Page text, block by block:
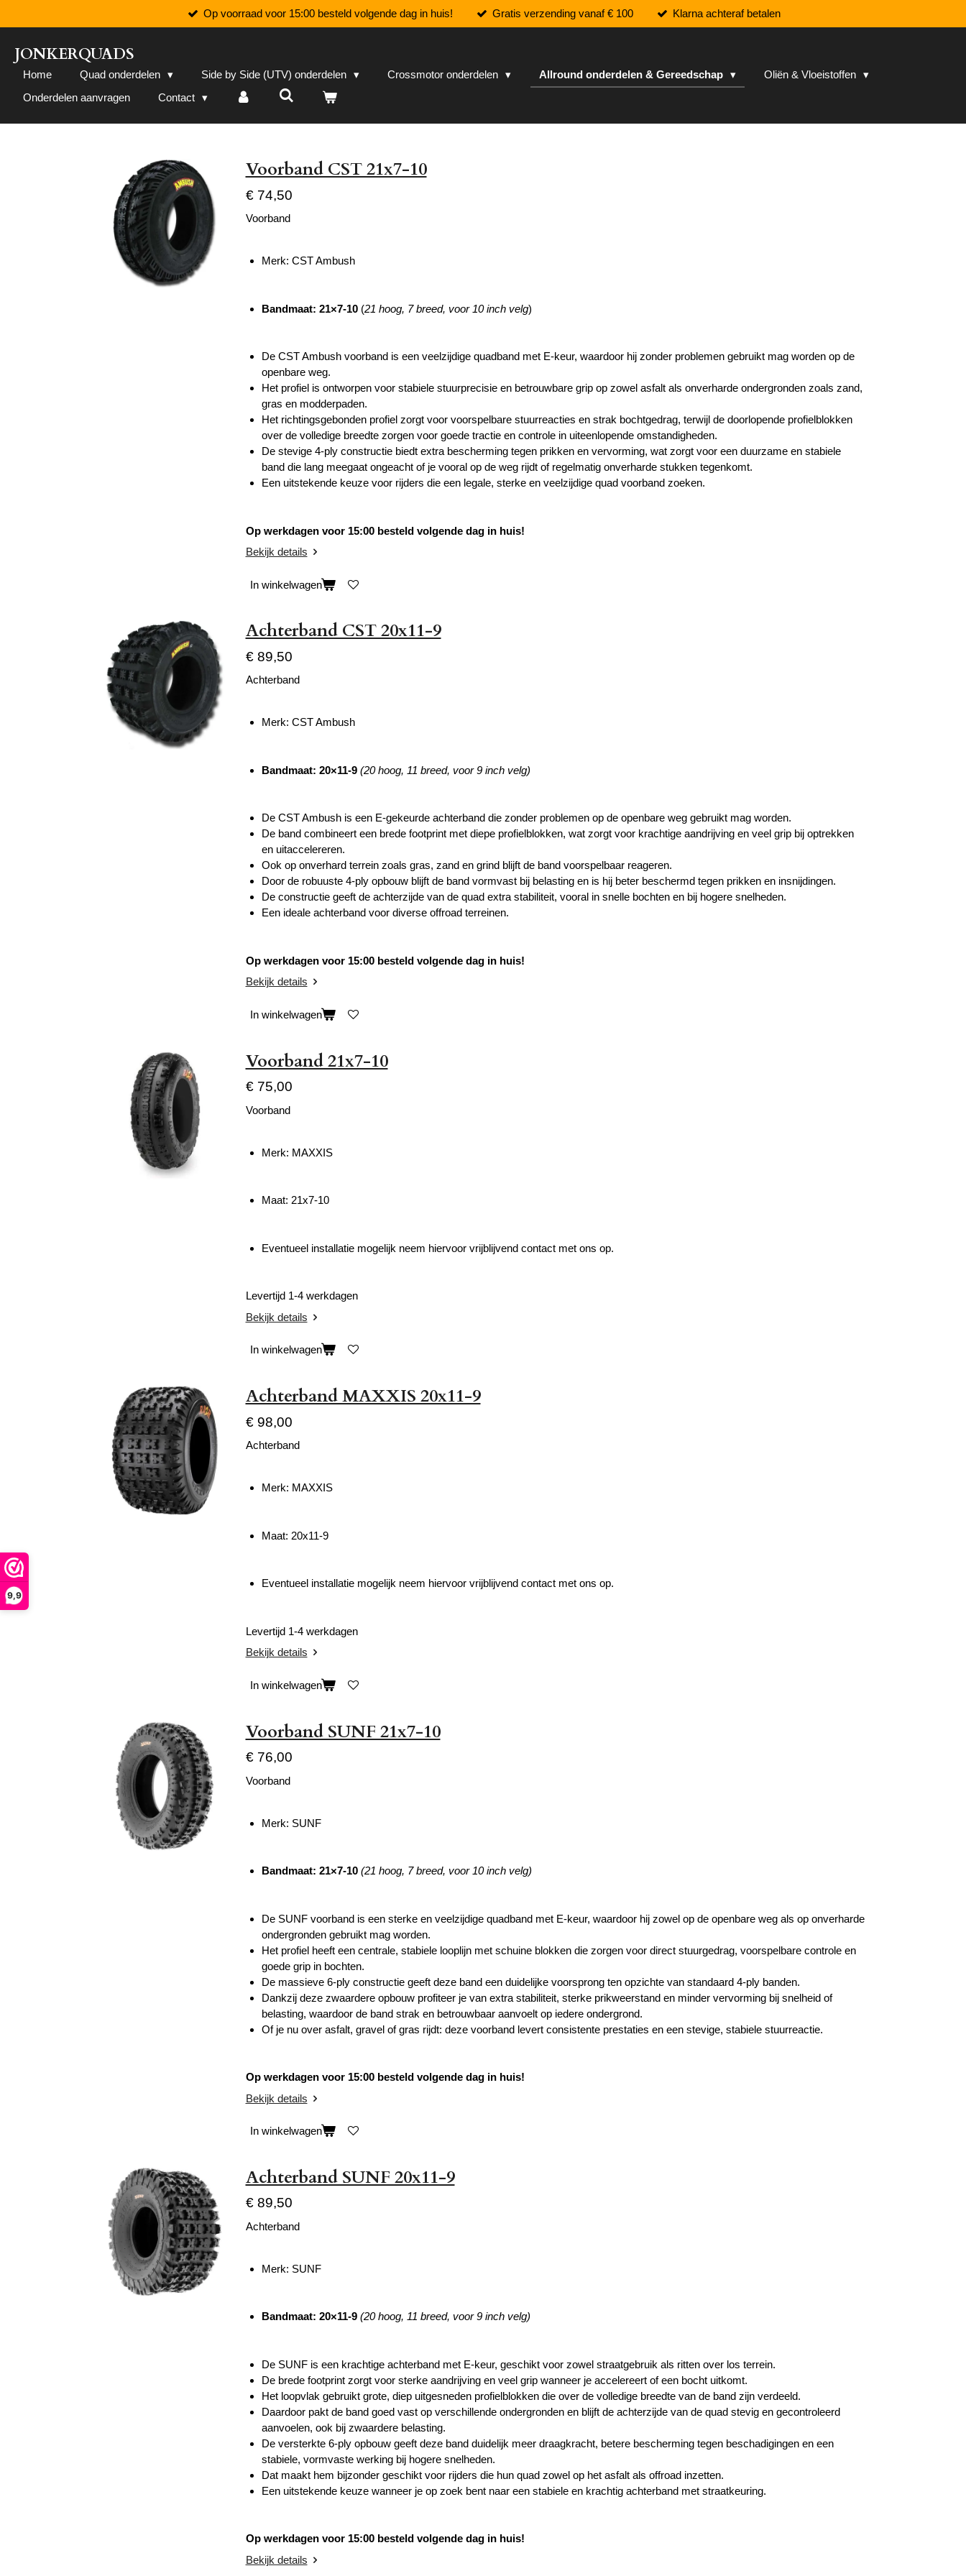
9,9
direct
naar
de
hoofdinhoud
Op voorraad voor 15:00 besteld volgende dag in huis! Gratis verzending vanaf € 100 Klarna achteraf betalen
JONKERQUADS
Home Quad onderdelen Side by Side (UTV) onderdelen Crossmotor onderdelen Allround onderdelen & Gereedschap
Oliën & Vloeistoffen
Onderdelen aanvragen
Contact
Voorband CST 21x7-10
€ 74,50
Voorband
Merk: CST Ambush
Bandmaat: 21×7-10 (21 hoog, 7 breed, voor 10 inch velg)
De CST Ambush voorband is een veelzijdige quadband met E-keur, waardoor hij zonder problemen gebruikt mag worden op de
openbare weg.
Het profiel is ontworpen voor stabiele stuurprecisie en betrouwbare grip op zowel asfalt als onverharde ondergronden zoals zand,
gras en modderpaden.
Het richtingsgebonden profiel zorgt voor voorspelbare stuurreacties en strak bochtgedrag, terwijl de doorlopende profielblokken
over de volledige breedte zorgen voor goede tractie en controle in uiteenlopende omstandigheden.
De stevige 4-ply constructie biedt extra bescherming tegen prikken en vervorming, wat zorgt voor een duurzame en stabiele
band die lang meegaat ongeacht of je vooral op de weg rijdt of regelmatig onverharde stukken tegenkomt.
Een uitstekende keuze voor rijders die een legale, sterke en veelzijdige quad voorband zoeken.
Op werkdagen voor 15:00 besteld volgende dag in huis!
Bekijk details
In winkelwagen
Achterband CST 20x11-9
€ 89,50
Achterband
Merk: CST Ambush
Bandmaat: 20×11-9 (20 hoog, 11 breed, voor 9 inch velg)
De CST Ambush is een E-gekeurde achterband die zonder problemen op de openbare weg gebruikt mag worden.
De band combineert een brede footprint met diepe profielblokken, wat zorgt voor krachtige aandrijving en veel grip bij optrekken
en uitaccelereren.
Ook op onverhard terrein zoals gras, zand en grind blijft de band voorspelbaar reageren.
Door de robuuste 4-ply opbouw blijft de band vormvast bij belasting en is hij beter beschermd tegen prikken en insnijdingen.
De constructie geeft de achterzijde van de quad extra stabiliteit, vooral in snelle bochten en bij hogere snelheden.
Een ideale achterband voor diverse offroad terreinen.
Op werkdagen voor 15:00 besteld volgende dag in huis!
Bekijk details
In winkelwagen
Voorband 21x7-10
€ 75,00
Voorband
Merk: MAXXIS
Maat: 21x7-10
Eventueel installatie mogelijk neem hiervoor vrijblijvend contact met ons op.
Levertijd 1-4 werkdagen
Bekijk details
In winkelwagen
Achterband MAXXIS 20x11-9
€ 98,00
Achterband
Merk: MAXXIS
Maat: 20x11-9
Eventueel installatie mogelijk neem hiervoor vrijblijvend contact met ons op.
Levertijd 1-4 werkdagen
Bekijk details
In winkelwagen
Voorband SUNF 21x7-10
€ 76,00
Voorband
Merk: SUNF
Bandmaat: 21×7-10 (21 hoog, 7 breed, voor 10 inch velg)
De SUNF voorband is een sterke en veelzijdige quadband met E-keur, waardoor hij zowel op de openbare weg als op onverharde
ondergronden gebruikt mag worden.
Het profiel heeft een centrale, stabiele looplijn met schuine blokken die zorgen voor direct stuurgedrag, voorspelbare controle en
goede grip in bochten.
De massieve 6-ply constructie geeft deze band een duidelijke voorsprong ten opzichte van standaard 4-ply banden.
Dankzij deze zwaardere opbouw profiteer je van extra stabiliteit, sterke prikweerstand en minder vervorming bij snelheid of
belasting, waardoor de band strak en betrouwbaar aanvoelt op iedere ondergrond.
Of je nu over asfalt, gravel of gras rijdt: deze voorband levert consistente prestaties en een stevige, stabiele stuurreactie.
Op werkdagen voor 15:00 besteld volgende dag in huis!
Bekijk details
In winkelwagen
Achterband SUNF 20x11-9
€ 89,50
Achterband
Merk: SUNF
Bandmaat: 20×11-9 (20 hoog, 11 breed, voor 9 inch velg)
De SUNF is een krachtige achterband met E-keur, geschikt voor zowel straatgebruik als ritten over los terrein.
De brede footprint zorgt voor sterke aandrijving en veel grip wanneer je accelereert of een bocht uitkomt.
Het loopvlak gebruikt grote, diep uitgesneden profielblokken die over de volledige breedte van de band zijn verdeeld.
Daardoor pakt de band goed vast op verschillende ondergronden en blijft de achterzijde van de quad stevig en gecontroleerd
aanvoelen, ook bij zwaardere belasting.
De versterkte 6-ply opbouw geeft deze band duidelijk meer draagkracht, betere bescherming tegen beschadigingen en een
stabiele, vormvaste werking bij hogere snelheden.
Dat maakt hem bijzonder geschikt voor rijders die hun quad zowel op het asfalt als offroad inzetten.
Een uitstekende keuze wanneer je op zoek bent naar een stabiele en krachtig achterband met straatkeuring.
Op werkdagen voor 15:00 besteld volgende dag in huis!
Bekijk details